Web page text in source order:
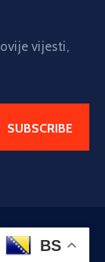
vijesti,
Reserved
BS